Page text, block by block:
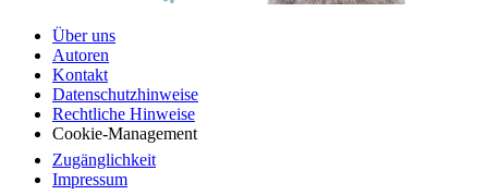
Über uns
Autoren
Kontakt
Datenschutzhinweise
Rechtliche Hinweise
Cookie-Management
Zugänglichkeit
Impressum